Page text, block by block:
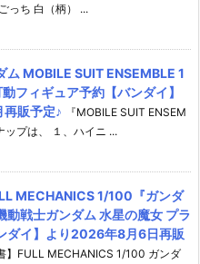
っち 白（柄） ...
ム MOBILE SUIT ENSEMBLE 1
フィギュア予約【バンダイ】
販予定♪
『MOBILE SUIT ENSEM
ップは、 １、ハイニ ...
MECHANICS 1/100『ガンダ
動戦士ガンダム 水星の魔女 プラ
ダイ】より2026年8月6日再販
】FULL MECHANICS 1/100 ガンダ